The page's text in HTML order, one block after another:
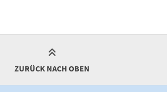
ZURÜCK NACH OBEN